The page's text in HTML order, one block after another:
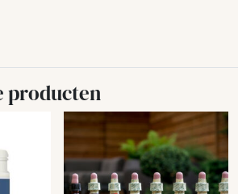
producten